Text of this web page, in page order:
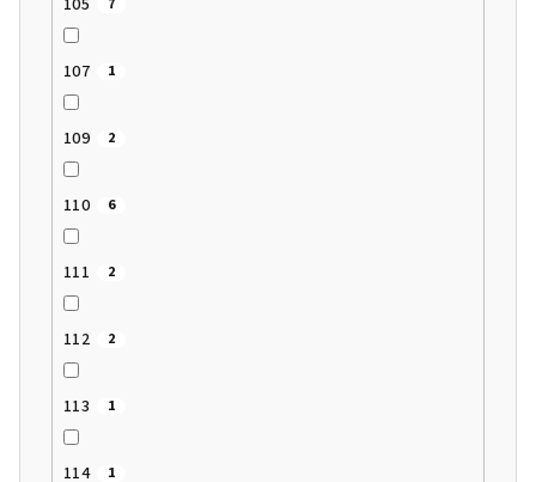
107 1
109 2
110 6
111 2
112 2
113 1
114 1